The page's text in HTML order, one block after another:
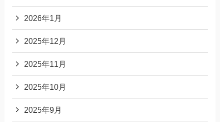
2026年1月
2025年12月
2025年11月
2025年10月
2025年9月